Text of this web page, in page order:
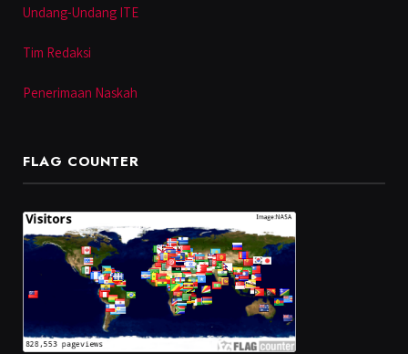
Undang-Undang ITE
Tim Redaksi
Penerimaan Naskah
FLAG COUNTER